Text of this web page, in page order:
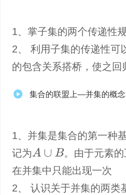
1、掌​子集的两个传递性
2、 利用子集的传递性可
的包含关系搭桥，使之
集合的联盟上—并集的概
1、并集是集合的第一种
记为 A∪ B
。由于元素
在并集中只能出现一次
2、 认识关于并集的两类